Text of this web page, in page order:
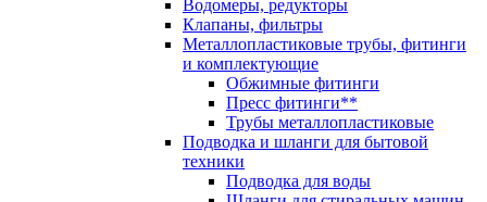
Водомеры, редукторы
Клапаны, фильтры
Металлопластиковые трубы, фитинги
и комплектующие
Обжимные фитинги
Пресс фитинги**
Трубы металлопластиковые
Подводка и шланги для бытовой
техники
Подводка для воды